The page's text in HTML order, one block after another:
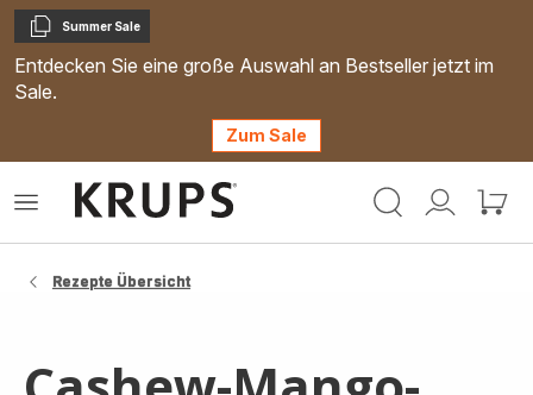
Kopieren
Summer Sale
Entdecken Sie eine große Auswahl an Bestseller jetzt im
Sale.
Zum Sale
Mein
Mein
Das
Rezepte Übersicht